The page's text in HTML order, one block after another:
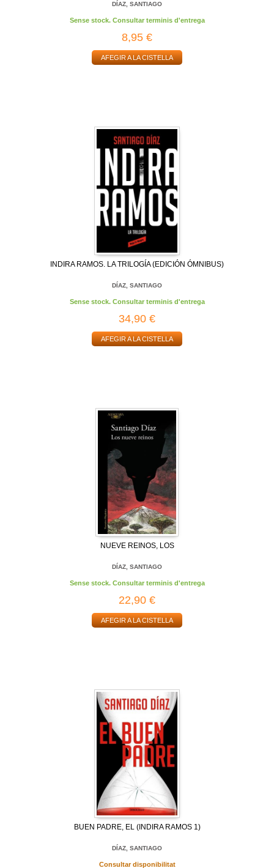
DÍAZ, SANTIAGO
Sense stock. Consultar terminis d'entrega
8,95 €
AFEGIR A LA CISTELLA
INDIRA RAMOS. LA TRILOGÍA (EDICIÓN ÓMNIBUS)
DÍAZ, SANTIAGO
Sense stock. Consultar terminis d'entrega
34,90 €
AFEGIR A LA CISTELLA
NUEVE REINOS, LOS
DÍAZ, SANTIAGO
Sense stock. Consultar terminis d'entrega
22,90 €
AFEGIR A LA CISTELLA
BUEN PADRE, EL (INDIRA RAMOS 1)
DÍAZ, SANTIAGO
Consultar disponibilitat